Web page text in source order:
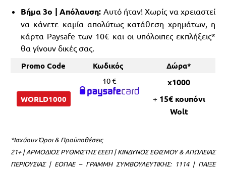
Βήμα 3ο | Απόλαυση: Αυτό ήταν! Χωρίς να χρειαστεί
να κάνετε καμία απολύτως κατάθεση χρημάτων, η
κάρτα Paysafe των 10€ και οι υπόλοιπες εκπλήξεις*
θα γίνουν δικές σας.
Promo Code
Κωδικός Δώρα*
WORLD1000
10 € x1000
+ 15€ κουπόνι
Wolt
*Ισχύουν Όροι & Προϋποθέσεις
21+ | ΑΡΜΟΔΙΟΣ ΡΥΘΜΙΣΤΗΣ ΕΕΕΠ | ΚΙΝΔΥΝΟΣ ΕΘΙΣΜΟΥ & ΑΠΩΛΕΙΑΣ
ΠΕΡΙΟΥΣΙΑΣ | ΕΟΠΑΕ – ΓΡΑΜΜΗ ΣΥΜΒΟΥΛΕΥΤΙΚΗΣ: 1114 | ΠΑΙΞΕ